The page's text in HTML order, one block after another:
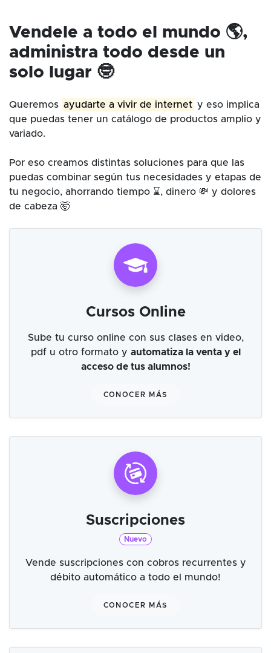
Vendele a todo el mundo 🌎,
administra todo desde un
solo lugar 🤓
Queremos ayudarte a vivir de internet y eso implica
que puedas tener un catálogo de productos amplio y
variado.
Por eso creamos distintas soluciones para que las
puedas combinar según tus necesidades y etapas de
tu negocio, ahorrando tiempo ⌛, dinero 💸 y dolores
de cabeza 🤯
Cursos Online
Sube tu curso online con sus clases en video,
pdf u otro formato y automatiza la venta y el
acceso de tus alumnos!
CONOCER MÁS
Suscripciones
Nuevo
Vende suscripciones con cobros recurrentes y
débito automático a todo el mundo!
CONOCER MÁS